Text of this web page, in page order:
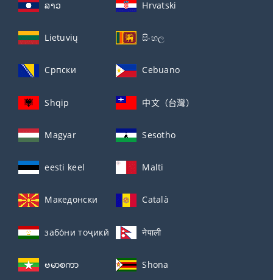
ລາວ Hrvatski
Lietuvių සිංහල
Српски Cebuano
Shqip 中文（台灣）
Magyar Sesotho
eesti keel Malti
Македонски Català
забо́ни тоҷикӣ́ नेपाली
ဗမာစကာ Shona